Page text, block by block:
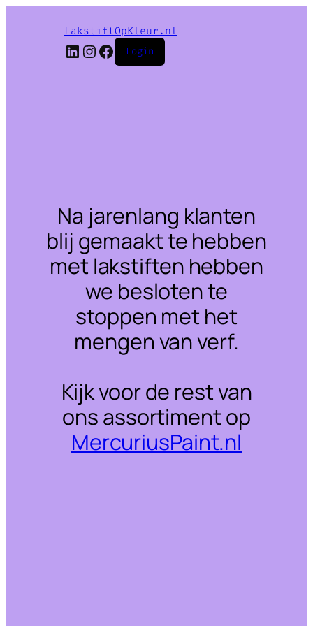
LakstiftOpKleur.nl
LinkedIn
Instagram
Facebook
Login
Na jarenlang klanten
blij gemaakt te hebben
met lakstiften hebben
we besloten te
stoppen met het
mengen van verf.
Kijk voor de rest van
ons assortiment op
MercuriusPaint.nl